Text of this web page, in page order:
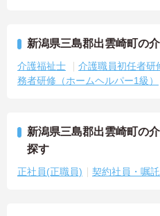
新潟県三島郡出雲崎町の
介護福祉士 介護職員初任者研
務者研修（ホームヘルパー1級）
新潟県三島郡出雲崎町の
探す
正社員(正職員) 契約社員・嘱